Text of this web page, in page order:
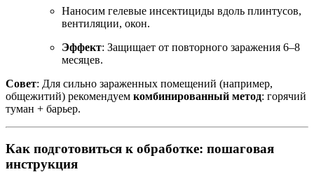
Наносим гелевые инсектициды вдоль плинтусов,
вентиляции, окон.
Эффект: Защищает от повторного заражения 6–8
месяцев.
Совет: Для сильно зараженных помещений (например,
общежитий) рекомендуем комбинированный метод: горячий
туман + барьер.
Как подготовиться к обработке: пошаговая
инструкция